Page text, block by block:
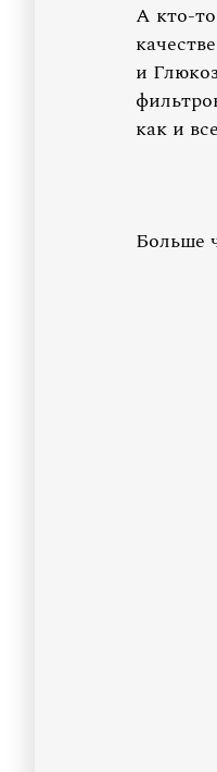
А кто-
и
как и
Больше